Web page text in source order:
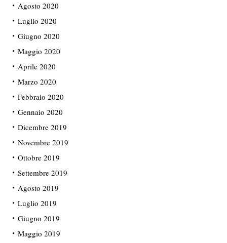
Agosto 2020
Luglio 2020
Giugno 2020
Maggio 2020
Aprile 2020
Marzo 2020
Febbraio 2020
Gennaio 2020
Dicembre 2019
Novembre 2019
Ottobre 2019
Settembre 2019
Agosto 2019
Luglio 2019
Giugno 2019
Maggio 2019